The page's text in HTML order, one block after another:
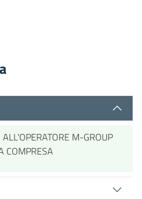
M-GROUP
COMPRESA